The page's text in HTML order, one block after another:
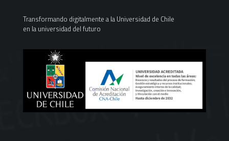
Transformando digitalmente a la Universidad de Chile
en la universidad del futuro